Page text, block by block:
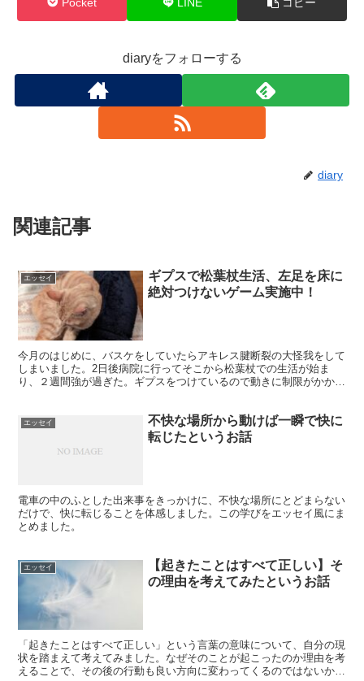
diaryをフォローする
diary
関連記事
エッセイ
ギプスで松葉杖生活、左足を床に
絶対つけないゲーム実施中！
今月のはじめに、バスケをしていたらアキレス腱断裂の大怪我をして
しまいました。2日後病院に行ってそこから松葉杖での生活が始ま
り、２週間強が過ぎた。ギプスをつけているので動きに制限がかかる
エッセイ
不快な場所から動けば一瞬で快に
転じたというお話
電車の中のふとした出来事をきっかけに、不快な場所にとどまらない
だけで、快に転じることを体感しました。この学びをエッセイ風にま
とめました。
エッセイ
【起きたことはすべて正しい】そ
の理由を考えてみたというお話
「起きたことはすべて正しい」という言葉の意味について、自分の現
状を踏まえて考えてみました。なぜそのことが起こったのか理由を考
えることで、その後の行動も良い方向に変わってくるのではないか、